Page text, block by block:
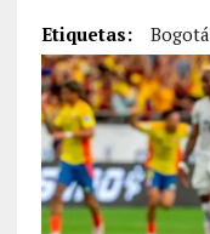
Etiquetas: Bogotá